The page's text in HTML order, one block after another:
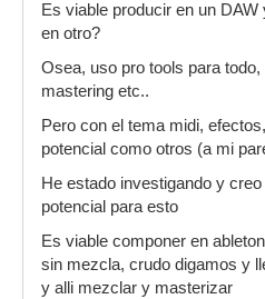
Es viable producir en un
en otro?
Osea, uso pro tools para
mastering etc..
Pero con el tema midi,
potencial como otros (a mi
He estado investigando y
potencial para esto
Es viable componer en
sin mezcla, crudo digamos y
y alli mezclar y masterizar